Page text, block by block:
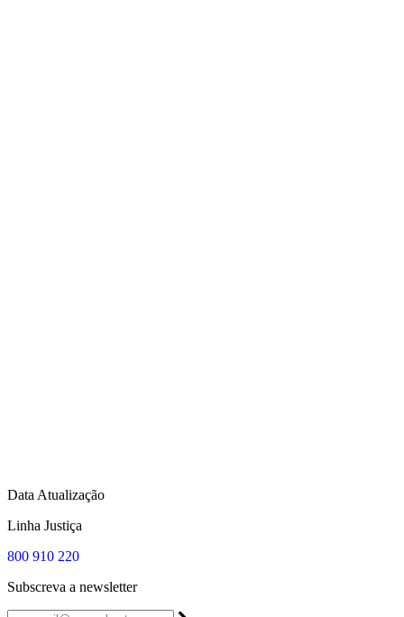
Data Atualização
Linha Justiça
800 910 220
Subscreva a newsletter